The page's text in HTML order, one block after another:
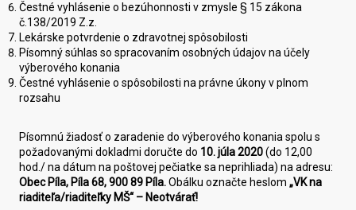
Čestné vyhlásenie o bezúhonnosti v zmysle § 15 zákona
č.138/2019 Z.z.
Lekárske potvrdenie o zdravotnej spôsobilosti
Písomný súhlas so spracovaním osobných údajov na účely
výberového konania
Čestné vyhlásenie o spôsobilosti na právne úkony v plnom
rozsahu
Písomnú žiadosť o zaradenie do výberového konania spolu s
požadovanými dokladmi doručte do 10. júla 2020(do 12,00
hod./ na dátum na poštovej pečiatke sa neprihliada) na adresu:
Obec Píla, Píla 68, 900 89 Píla.Obálku označte heslom„VK na
riaditeľa/riaditeľky MŠ“ – Neotvárať!